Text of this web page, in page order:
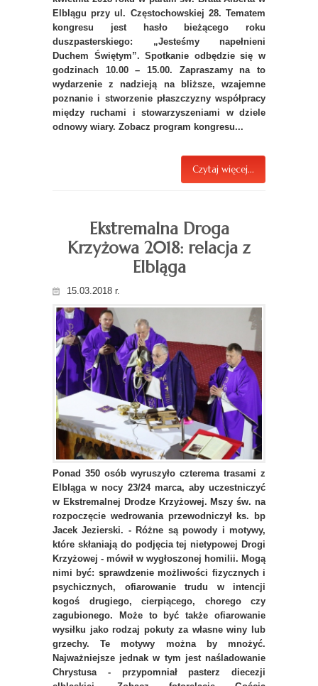
Elblągu przy ul. Częstochowskiej 28. Tematem
kongresu jest hasło bieżącego roku
duszpasterskiego: „Jesteśmy napełnieni
Duchem Świętym”. Spotkanie odbędzie się w
godzinach 10.00 – 15.00. Zapraszamy na to
wydarzenie z nadzieją na bliższe, wzajemne
poznanie i stworzenie płaszczyzny współpracy
między ruchami i stowarzyszeniami w dziele
odnowy wiary. Zobacz program kongresu...
Czytaj więcej...
Ekstremalna Droga
Krzyżowa 2018: relacja z
Elbląga
15.03.2018 r.
Ponad 350 osób wyruszyło czterema trasami z
Elbląga w nocy 23/24 marca, aby uczestniczyć
w Ekstremalnej Drodze Krzyżowej. Mszy św. na
rozpoczęcie wedrowania przewodniczył ks. bp
Jacek Jezierski. - Różne są powody i motywy,
które skłaniają do podjęcia tej nietypowej Drogi
Krzyżowej - mówił w wygłoszonej homilii. Mogą
nimi być: sprawdzenie możliwości fizycznych i
psychicznych, ofiarowanie trudu w intencji
kogoś drugiego, cierpiącego, chorego czy
zagubionego. Może to być także ofiarowanie
wysiłku jako rodzaj pokuty za własne winy lub
grzechy. Te motywy można by mnożyć.
Najważniejsze jednak w tym jest naśladowanie
Chrystusa - przypomniał pasterz diecezji